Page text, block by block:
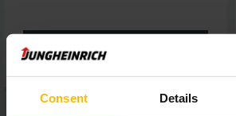
Consent Details
SABER MAIS